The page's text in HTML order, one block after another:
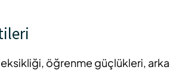
öğrenme güçlükleri,